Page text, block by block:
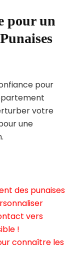
pour un
pour
votre
une
des punaises
vers
!
connaître les